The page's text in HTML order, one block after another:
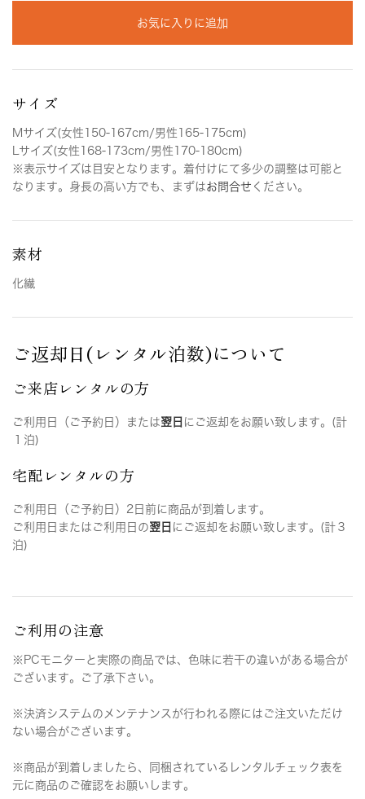
お気に入りに追加
サイズ
Mサイズ(女性150-167cm/男性165-175cm)
Lサイズ(女性168-173cm/男性170-180cm)
※表示サイズは目安となります。着付けにて多少の調整は可能と
なります。身長の高い方でも、まずはお問合せ ください。
素材
化繊
ご返却日(レンタル泊数)について
ご来店レンタルの方
ご利用日（ご予約日）または翌日 にご返却をお願い致します。(計
１泊)
宅配レンタルの方
ご利用日（ご予約日）2日前に商品が到着します。
ご利用日またはご利用日の翌日 にご返却をお願い致します。(計３
泊)
ご利用の注意
※PCモニターと実際の商品では、色味に若干の違いがある場合が
ございます。ご了承下さい。
※決済システムのメンテナンスが行われる際にはご注文いただけ
ない場合がございます。
※商品が到着しましたら、同梱されているレンタルチェック表を
元に商品のご確認をお願いします。